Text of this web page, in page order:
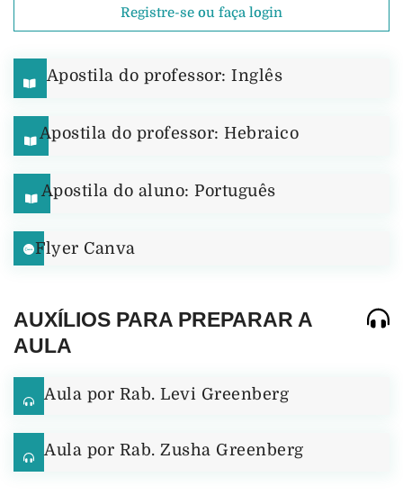
Registre-se ou faça login
Apostila do professor: Inglês
Apostila do professor: Hebraico
Apostila do aluno: Português
Flyer Canva
AUXÍLIOS PARA PREPARAR A
AULA
Aula por Rab. Levi Greenberg
Aula por Rab. Zusha Greenberg